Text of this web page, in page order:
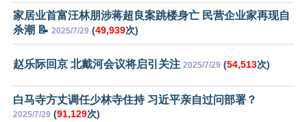
家居业首富汪林朋涉蒋超良案跳楼身亡 民营企业家再现自
杀潮 📝 2025/7/29 (49,939次)
赵乐际回京 北戴河会议将启引关注 2025/7/29 (54,513次)
白马寺方丈调任少林寺住持 习近平亲自过问部署？
2025/7/29 (91,129次)